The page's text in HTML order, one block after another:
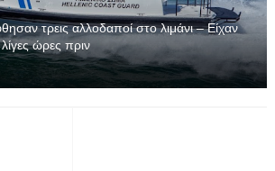
τρεις αλλοδαποί στο λιμάνι – Είχαν
ώρες πριν